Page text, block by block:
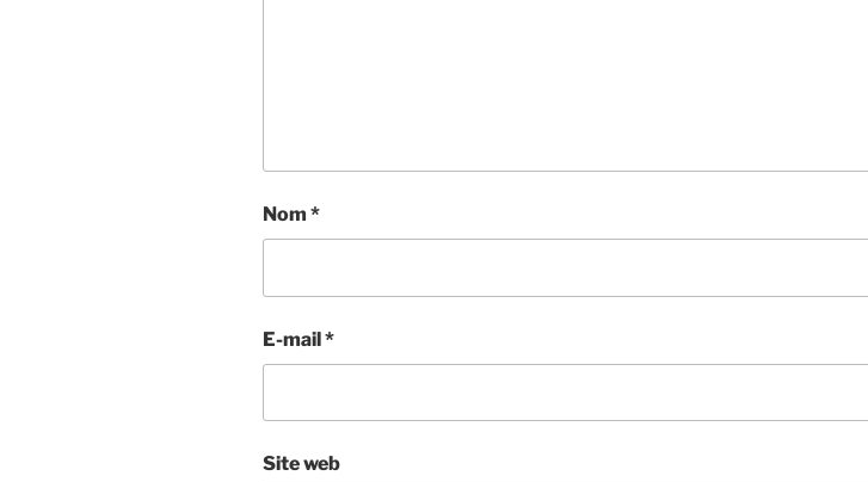
Nom *
E-mail*
Site web